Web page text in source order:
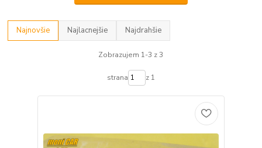
Najnovšie Najlacnejšie Najdrahšie
Zobrazujem 1-3 z 3
strana z 1